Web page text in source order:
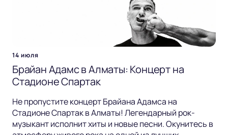
14 июля
Брайан Адамс в Алматы: Концерт на
Стадионе Спартак
Не пропустите концерт Брайана Адамса на
Стадионе Спартак в Алматы! Легендарный рок-
музыкант исполнит хиты и новые песни. Окунитесь в